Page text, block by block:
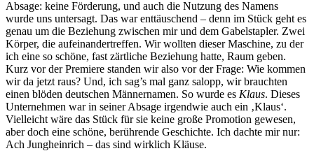
Absage: keine Förderung, und auch die Nutzung des Namens
wurde uns untersagt. Das war enttäuschend – denn im Stück geht es
genau um die Beziehung zwischen mir und dem Gabelstapler. Zwei
Körper, die aufeinandertreffen. Wir wollten dieser Maschine, zu der
ich eine so schöne, fast zärtliche Beziehung hatte, Raum geben.
Kurz vor der Premiere standen wir also vor der Frage: Wie kommen
wir da jetzt raus? Und, ich sag’s mal ganz salopp, wir brauchten
einen blöden deutschen Männernamen. So wurde es Klaus. Dieses
Unternehmen war in seiner Absage irgendwie auch ein ‚Klaus‘.
Vielleicht wäre das Stück für sie keine große Promotion gewesen,
aber doch eine schöne, berührende Geschichte. Ich dachte mir nur:
Ach Jungheinrich – das sind wirklich Kläuse.